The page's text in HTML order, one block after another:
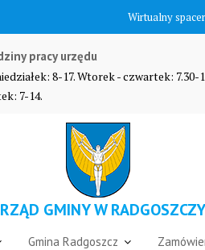
Wirtualny spacer
pracy urzędu
8-17. Wtorek - czwartek: 7.30-
7-14.
GMINY W RADGOSZCZY
Gmina Radgoszcz